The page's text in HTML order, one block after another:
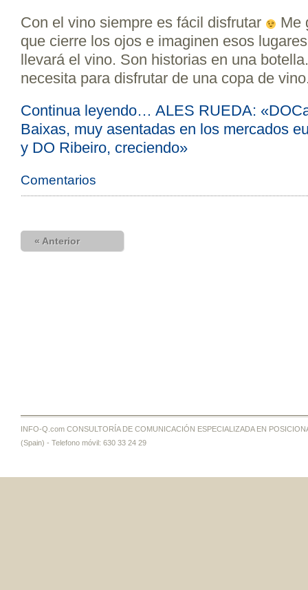
Con el vino siempre es fácil disfrutar
Me
que cierre los ojos e imaginen esos
llevará el vino. Son historias en una
necesita para disfrutar de una copa de
Continua leyendo… ALES RUEDA:
Baixas, muy asentadas en los mercados
y DO Ribeiro, creciendo»
Comentarios
« Anterior
INFO-Q.com CONSULTORÍA DE COMUNICACIÓN ESPECIALIZADA EN
(Spain) - Telefono móvil: 630 33 24 29